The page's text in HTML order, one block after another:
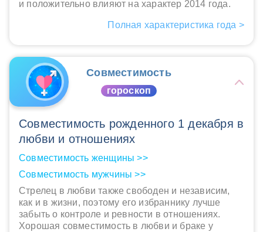
и положительно влияют на характер 2014 года.
Полная характеристика года >
Совместимость
гороскоп
Совместимость рожденного 1 декабря в
любви и отношениях
Совместимость женщины >>
Совместимость мужчины >>
Стрелец в любви также свободен и независим,
как и в жизни, поэтому его избраннику лучше
забыть о контроле и ревности в отношениях.
Хорошая совместимость в любви и браке у